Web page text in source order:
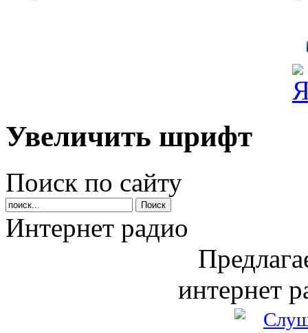
Увеличить шрифт
Поиск по сайту
Интернет радио
интернет